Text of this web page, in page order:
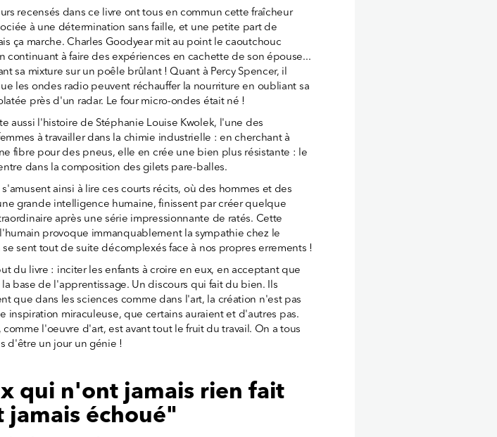
recensés dans ce livre ont tous en commun cette fraîcheur
à une détermination sans faille, et une petite part de
ça marche. Charles Goodyear mit au point le caoutchouc
continuant à faire des expériences en cachette de son épouse...
sa mixture sur un poêle brûlant ! Quant à Percy Spencer, il
les ondes radio peuvent réchauffer la nourriture en oubliant sa
près d'un radar. Le four micro-ondes était né !
aussi l'histoire de Stéphanie Louise Kwolek, l'une des
à travailler dans la chimie industrielle : en cherchant à
fibre pour des pneus, elle en crée une bien plus résistante : le
dans la composition des gilets pare-balles.
s'amusent ainsi à lire ces courts récits, où des hommes et des
grande intelligence humaine, finissent par créer quelque
après une série impressionnante de ratés. Cette
provoque immanquablement la sympathie chez le
se sent tout de suite décomplexés face à nos propres errements !
du livre : inciter les enfants à croire en eux, en acceptant que
base de l'apprentissage. Un discours qui fait du bien. Ils
que dans les sciences comme dans l'art, la création n'est pas
inspiration miraculeuse, que certains auraient et d'autres pas.
comme l'oeuvre d'art, est avant tout le fruit du travail. On a tous
d'être un jour un génie !
qui n'ont jamais rien fait
jamais échoué"